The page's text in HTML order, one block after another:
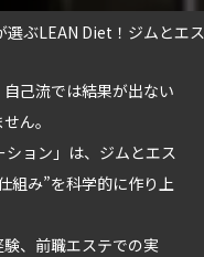
選ぶLEAN Diet！ジムとエ
己流では結果が出ない
ん。
ョン」は、ジムとエス
組み”を科学的に作り上
、前職エステでの実